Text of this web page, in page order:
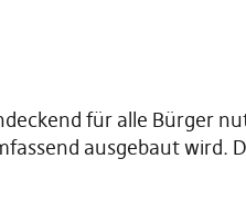
für alle Bürger
ausgebaut wird.